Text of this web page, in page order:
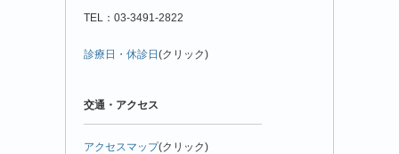
TEL：03-3491-2822
診療日・休診日(クリック)
交通・アクセス
アクセスマップ(クリック)